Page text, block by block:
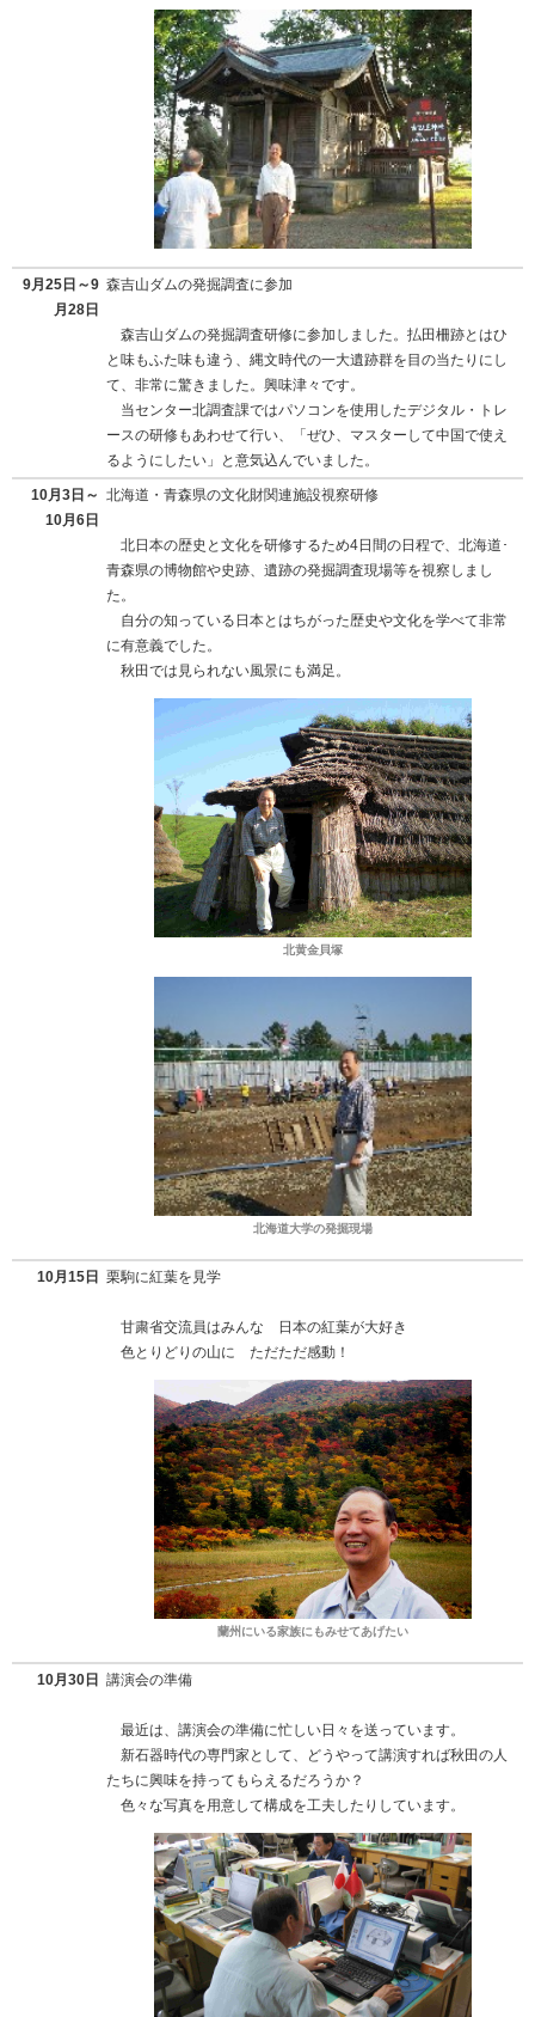
9月25日～9
月28日
森吉山ダムの発掘調査に参加
森吉山ダムの発掘調査研修に参加しました。払田柵跡とはひ
と味もふた味も違う、縄文時代の一大遺跡群を目の当たりにし
て、非常に驚きました。興味津々です。
当センター北調査課ではパソコンを使用したデジタル・トレ
ースの研修もあわせて行い、「ぜひ、マスターして中国で使え
るようにしたい」と意気込んでいました。
10月3日～
10月6日
北海道・青森県の文化財関連施設視察研修
北日本の歴史と文化を研修するため4日間の日程で、北海道･
青森県の博物館や史跡、遺跡の発掘調査現場等を視察しまし
た。
自分の知っている日本とはちがった歴史や文化を学べて非常
に有意義でした。
秋田では見られない風景にも満足。
北黄金貝塚
北海道大学の発掘現場
10月15日 栗駒に紅葉を見学
甘粛省交流員はみんな 日本の紅葉が大好き
色とりどりの山に ただただ感動！
蘭州にいる家族にもみせてあげたい
10月30日 講演会の準備
最近は、講演会の準備に忙しい日々を送っています。
新石器時代の専門家として、どうやって講演すれば秋田の人
たちに興味を持ってもらえるだろうか？
色々な写真を用意して構成を工夫したりしています。